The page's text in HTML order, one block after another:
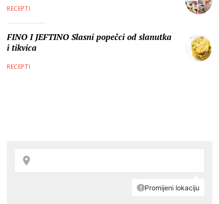
RECEPTI
FINO I JEFTINO Slasni popečci od slanutka
i tikvica
RECEPTI